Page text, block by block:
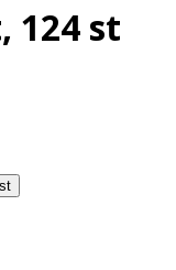
124 st